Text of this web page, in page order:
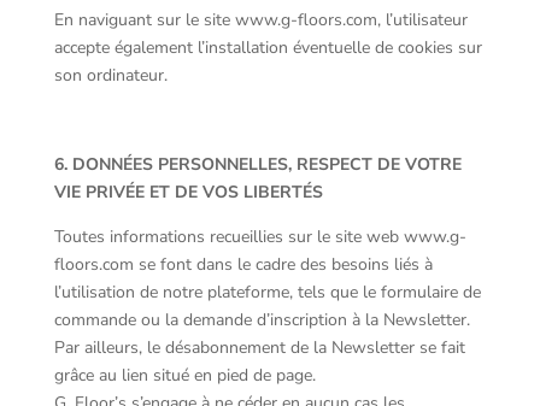
En naviguant sur le site www.g-floors.com, l’utilisateur
accepte également l’installation éventuelle de cookies sur
son ordinateur.
6. DONNÉES PERSONNELLES, RESPECT DE VOTRE
VIE PRIVÉE ET DE VOS LIBERTÉS
Toutes informations recueillies sur le site web www.g-
floors.com se font dans le cadre des besoins liés à
l’utilisation de notre plateforme, tels que le formulaire de
commande ou la demande d’inscription à la Newsletter.
Par ailleurs, le désabonnement de la Newsletter se fait
grâce au lien situé en pied de page.